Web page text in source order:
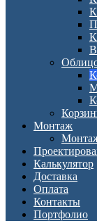
Монтаж
Калькулятор
Доставка
Оплата
Контакты
Портфолио